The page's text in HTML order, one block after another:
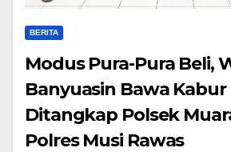
BERITA
Modus Pura-Pura Beli,
Banyuasin Bawa Kabur
Ditangkap Polsek
Polres Musi Rawas